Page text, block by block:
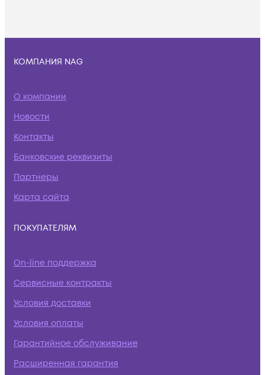
КОМПАНИЯ NAG
О компании
Новости
Контакты
Банковские реквизиты
Партнеры
Карта сайта
ПОКУПАТЕЛЯМ
On-line поддержка
Сервисные контракты
Условия доставки
Условия оплаты
Гарантийное обслуживание
Расширенная гарантия